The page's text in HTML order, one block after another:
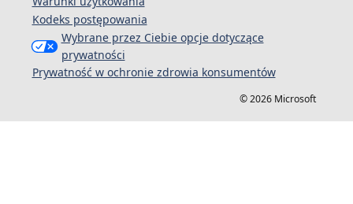
Kodeks postępowania
Wybrane przez Ciebie opcje dotyczące
prywatności
Prywatność w ochronie zdrowia konsumentów
© 2026 Microsoft